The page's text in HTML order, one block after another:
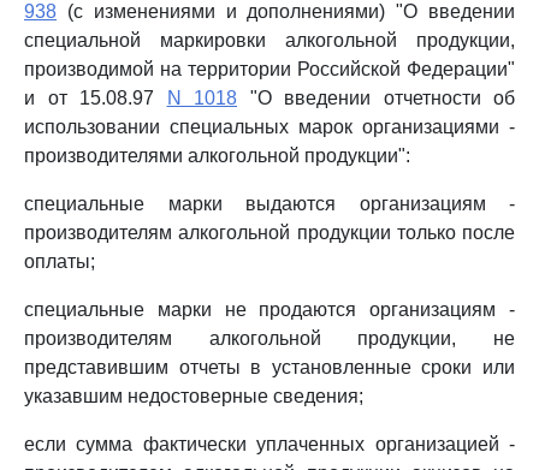
938 (с изменениями и дополнениями) "О введении
специальной маркировки алкогольной продукции,
производимой на территории Российской Федерации"
и от 15.08.97
N 1018 "О введении отчетности об
использовании специальных марок организациями -
производителями алкогольной продукции":
специальные марки выдаются организациям -
производителям алкогольной продукции только после
оплаты;
специальные марки не продаются организациям -
производителям алкогольной продукции, не
представившим отчеты в установленные сроки или
указавшим недостоверные сведения;
если сумма фактически уплаченных организацией -